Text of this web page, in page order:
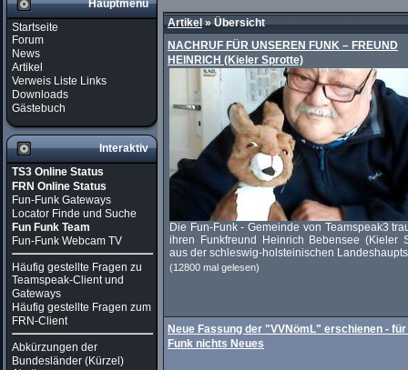
Hauptmenü
Startseite
Forum
News
Artikel
Verweis Liste Links
Downloads
Gästebuch
Interaktiv
TS3 Online Status
FRN Online Status
Fun-Funk Gateways
Locator Finde und Suche
Fun Funk Team
Fun-Funk Webcam TV
Häufig gestellte Fragen zu
Teamspeak-Client und
Gateways
Häufig gestellte Fragen zum
FRN-Client
Abkürzungen der
Bundesländer (Kürzel)
Artikel»Übersicht
NACHRUF FÜR UNSEREN FUNK – FREUND
HEINRICH (Kieler Sprotte)
Die Fun-Funk - Gemeinde von Teamspeak3
ihren Funkfreund Heinrich Bebensee (Kieler
aus der schleswig-holsteinischen
(12800 mal gelesen)
Neue Fassung der "VVNömL" erschienen -
Funk nichts Neues